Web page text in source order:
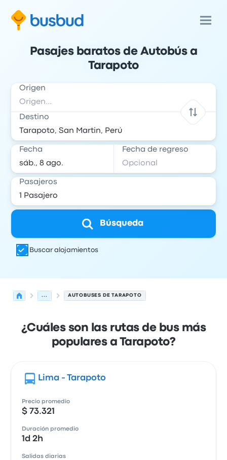
Pasajes baratos de Autobús a
Tarapoto
Origen
Destino
Fecha Fecha de regreso
Pasajeros
Búsqueda
Buscar alojamientos
... AUTOBUSES DE TARAPOTO
¿Cuáles son las rutas de bus más
populares a Tarapoto?
Lima - Tarapoto
Precio promedio
$ 73.321
Duración promedio
1d 2h
Salidas diarias